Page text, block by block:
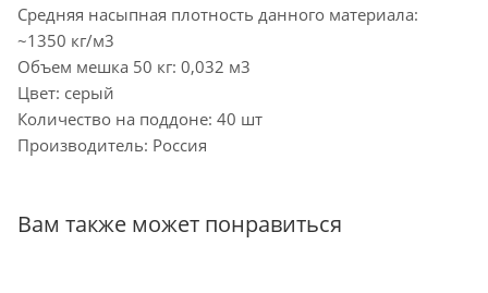
Средняя насыпная плотность данного материала:
~1350 кг/м3
Объем мешка 50 кг: 0,032 м3
Цвет: серый
Количество на поддоне: 40 шт
Производитель: Россия
Вам также может понравиться